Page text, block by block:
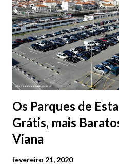
Os Parques de
Grátis, mais
Viana
fevereiro 21, 2020